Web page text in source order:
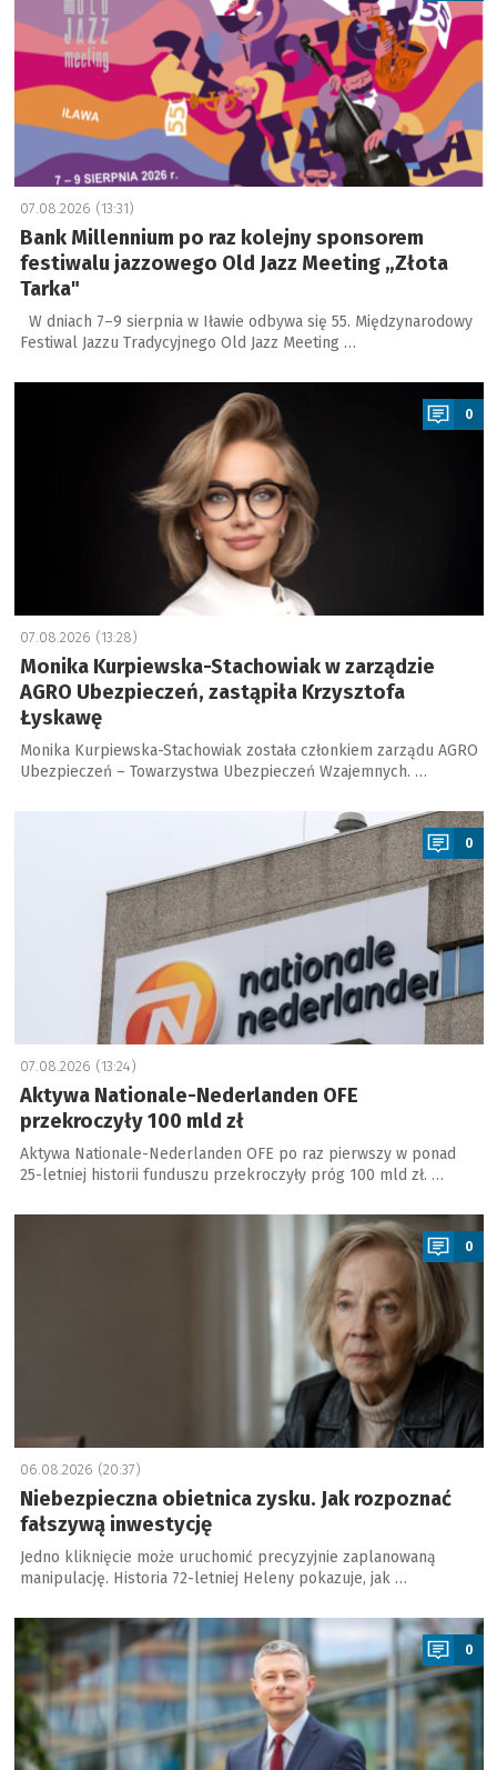
07.08.2026 (13:31)
Bank Millennium po raz kolejny sponsorem
festiwalu jazzowego Old Jazz Meeting „Złota
Tarka"
W dniach 7–9 sierpnia w Iławie odbywa się 55. Międzynarodowy
Festiwal Jazzu Tradycyjnego Old Jazz Meeting …
a
0
07.08.2026 (13:28)
Monika Kurpiewska-Stachowiak w zarządzie
AGRO Ubezpieczeń, zastąpiła Krzysztofa
Łyskawę
Monika Kurpiewska-Stachowiak została członkiem zarządu AGRO
Ubezpieczeń – Towarzystwa Ubezpieczeń Wzajemnych. …
0
07.08.2026 (13:24)
Aktywa Nationale-Nederlanden OFE
przekroczyły 100 mld zł
Aktywa Nationale-Nederlanden OFE po raz pierwszy w ponad
25-letniej historii funduszu przekroczyły próg 100 mld zł. …
a
0
06.08.2026 (20:37)
Niebezpieczna obietnica zysku. Jak rozpoznać
fałszywą inwestycję
Jedno kliknięcie może uruchomić precyzyjnie zaplanowaną
manipulację. Historia 72-letniej Heleny pokazuje, jak …
a
0